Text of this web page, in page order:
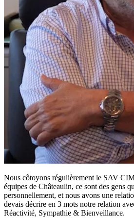
Nous côtoyons régulièrement le SAV
équipes de Châteaulin, ce sont des gens
personnellement, et nous avons une
devais décrire en 3 mots notre relation
Réactivité, Sympathie & Bienveillance.